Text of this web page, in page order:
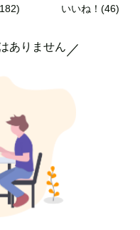
いいね！(46)
ありません ／